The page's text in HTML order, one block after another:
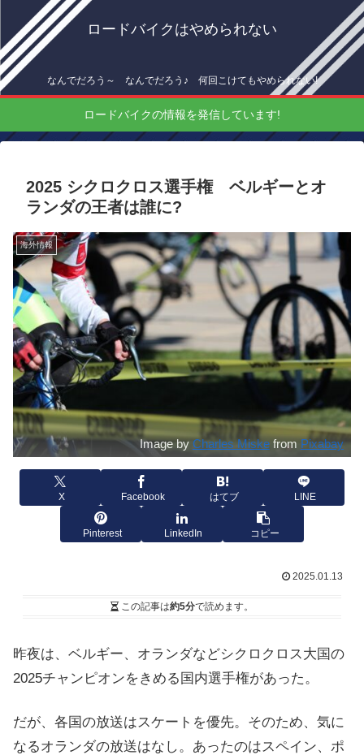
ロードバイクはやめられない
なんでだろう～ なんでだろう♪ 何回こけてもやめられない!
ロードバイクの情報を発信しています!
2025 シクロクロス選手権 ベルギーとオ
ランダの王者は誰に?
海外情報
Image by Charles Miskefrom Pixabay
X Facebook はてブ LINE
Pinterest LinkedIn コピー
2025.01.13
この記事は約5分で読めます。
昨夜は、ベルギー、オランダなどシクロクロス大国の
2025チャンピオンをきめる国内選手権があった。
だが、各国の放送はスケートを優先。そのため、気に
なるオランダの放送はなし。あったのはスペイン、ポ